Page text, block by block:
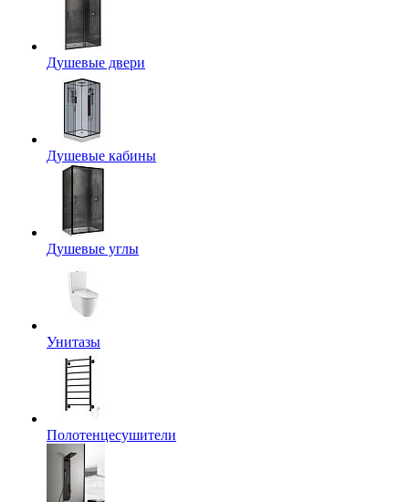
Душевые двери
Душевые кабины
Душевые углы
Унитазы
Полотенцесушители